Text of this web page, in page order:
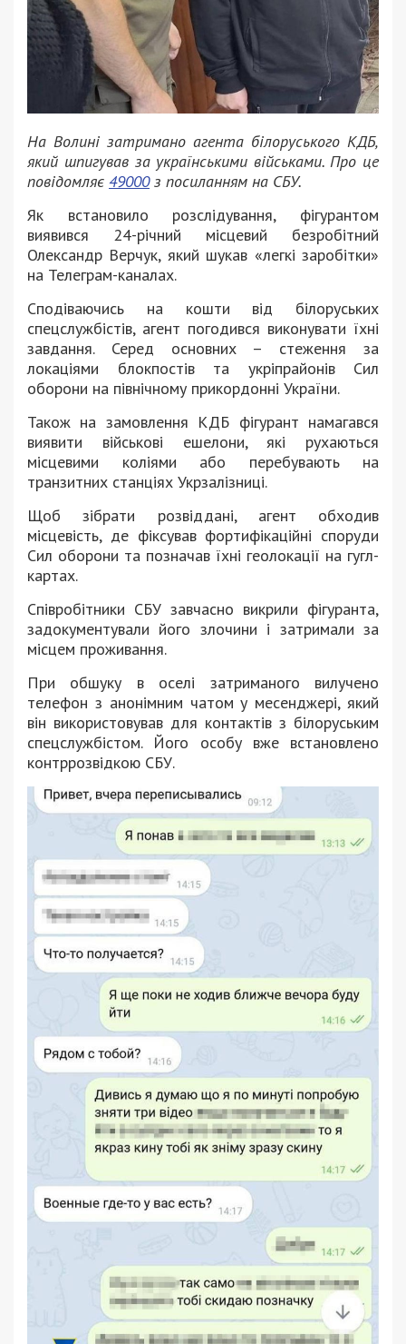
На Волині затримано агента білоруського КДБ,
який шпигував за українськими військами. Про це
повідомляє 49000з посиланням на СБУ.
Як встановило розслідування, фігурантом
виявився 24-річний місцевий безробітний
Олександр Верчук, який шукав «легкі заробітки»
на Телеграм-каналах.
Сподіваючись на кошти від білоруських
спецслужбістів, агент погодився виконувати їхні
завдання. Серед основних – стеження за
локаціями блокпостів та укріпрайонів Сил
оборони на північному прикордонні України.
Також на замовлення КДБ фігурант намагався
виявити військові ешелони, які рухаються
місцевими коліями або перебувають на
транзитних станціях Укрзалізниці.
Щоб зібрати розвіддані, агент обходив
місцевість, де фіксував фортифікаційні споруди
Сил оборони та позначав їхні геолокації на гугл-
картах.
Співробітники СБУ завчасно викрили фігуранта,
задокументували його злочини і затримали за
місцем проживання.
При обшуку в оселі затриманого вилучено
телефон з анонімним чатом у месенджері, який
він використовував для контактів з білоруським
спецслужбістом. Його особу вже встановлено
контррозвідкою СБУ.